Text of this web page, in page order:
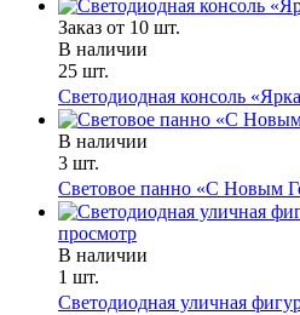
Заказ от 10 шт.
В наличии
25 шт.
Светодиодная консоль
В наличии
3 шт.
Световое панно «С Новым
просмотр
В наличии
1 шт.
Светодиодная уличная